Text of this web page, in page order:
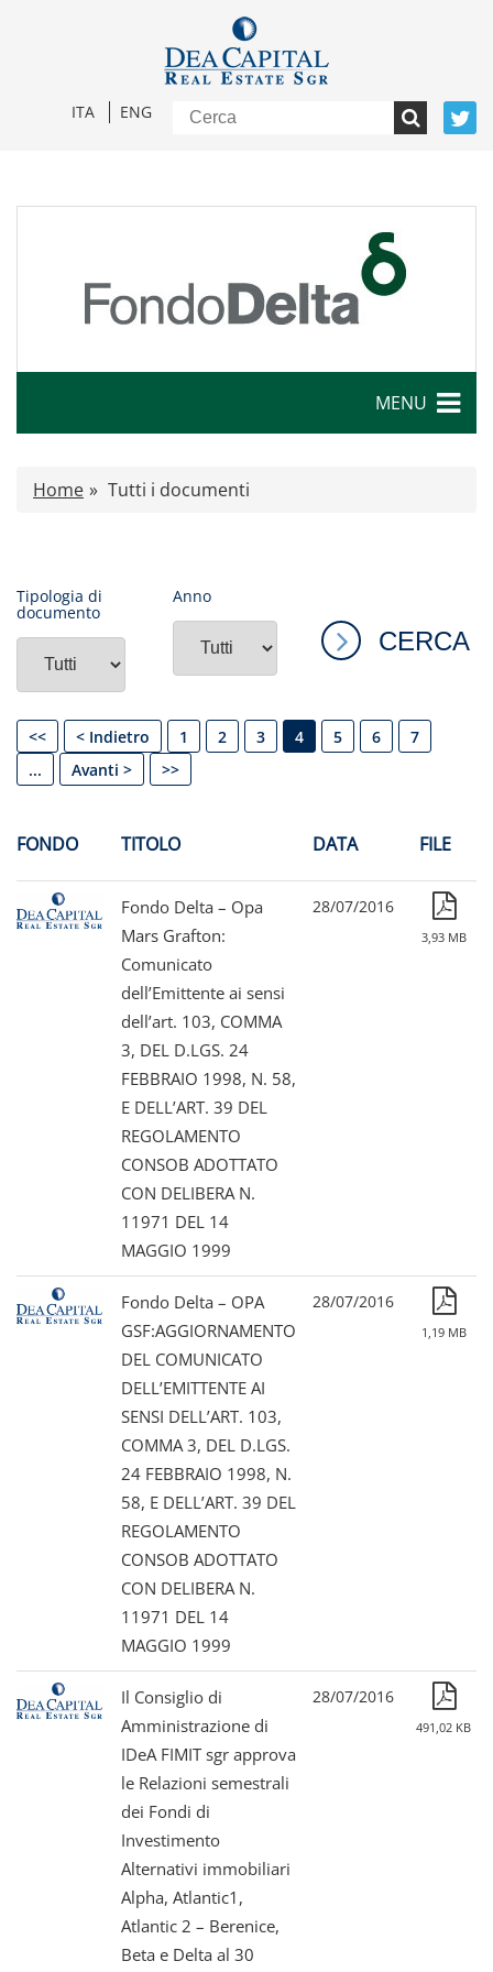
ITA ENG
MENU
Caratteristiche
Documenti di offerta
Relazioni di gestione e Resoconti intermedi
Contatti
Tutti i documenti
Home Tutti i documenti
Tipologia di
documento
Anno
<< < Indietro 1 2 3 4 5 6
7
...
Avanti > >>
FONDO TITOLO DATA FILE
Fondo Delta – Opa
Mars Grafton:
Comunicato
dell’Emittente ai sensi
dell’art. 103, COMMA
3, DEL D.LGS. 24
FEBBRAIO 1998, N. 58,
E DELL’ART. 39 DEL
REGOLAMENTO
CONSOB ADOTTATO
CON DELIBERA N.
11971 DEL 14
MAGGIO 1999
28/07/2016
3,93 MB
Fondo Delta – OPA
GSF:AGGIORNAMENTO
DEL COMUNICATO
DELL’EMITTENTE AI
SENSI DELL’ART. 103,
COMMA 3, DEL D.LGS.
24 FEBBRAIO 1998, N.
58, E DELL’ART. 39 DEL
REGOLAMENTO
CONSOB ADOTTATO
CON DELIBERA N.
11971 DEL 14
MAGGIO 1999
28/07/2016
1,19 MB
Il Consiglio di
Amministrazione di
IDeA FIMIT sgr approva
le Relazioni semestrali
dei Fondi di
Investimento
Alternativi immobiliari
Alpha, Atlantic1,
Atlantic 2 – Berenice,
Beta e Delta al 30
28/07/2016
491,02 KB